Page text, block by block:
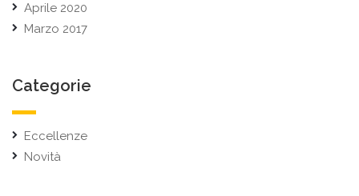
Aprile 2020
Marzo 2017
Categorie
Eccellenze
Novità